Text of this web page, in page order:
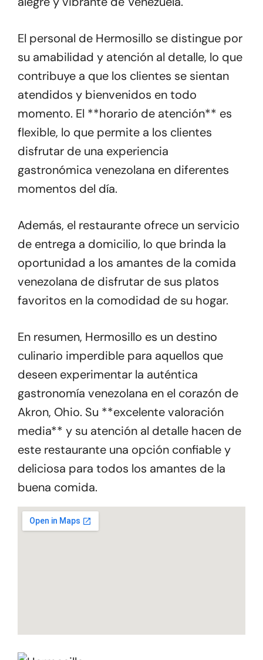
El personal de Hermosillo se distingue por
su amabilidad y atención al detalle, lo que
contribuye a que los clientes se sientan
atendidos y bienvenidos en todo
momento. El **horario de atención** es
flexible, lo que permite a los clientes
disfrutar de una experiencia
gastronómica venezolana en diferentes
momentos del día.
Además, el restaurante ofrece un servicio
de entrega a domicilio, lo que brinda la
oportunidad a los amantes de la comida
venezolana de disfrutar de sus platos
favoritos en la comodidad de su hogar.
En resumen, Hermosillo es un destino
culinario imperdible para aquellos que
deseen experimentar la auténtica
gastronomía venezolana en el corazón de
Akron, Ohio. Su **excelente valoración
media** y su atención al detalle hacen de
este restaurante una opción confiable y
deliciosa para todos los amantes de la
buena comida.